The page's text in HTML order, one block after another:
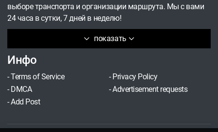
показать
выборе транспорта и организации маршрута. Мы с вами
24 часа в сутки, 7 дней в неделю!
Инфо
-Terms of Service - Privacy Policy
- DMCA -Advertisement requests
-Add Post